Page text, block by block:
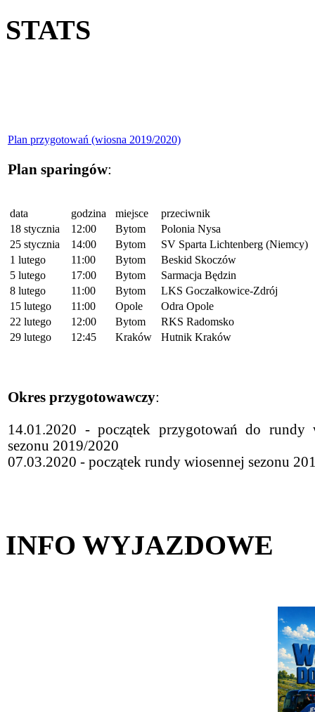
STATS
Plan przygotowań (wiosna 2019/2020)
Plan sparingów:
data godzina miejsce
przeciwnik
18 stycznia
12:00 Bytom
Polonia Nysa
25 stycznia
14:00 Bytom
SV Sparta Lichtenberg (Niemcy)
1 lutego
11:00 Bytom
Beskid Skoczów
5 lutego
17:00 Bytom
Sarmacja Będzin
8 lutego
11:00 Bytom
LKS Goczałkowice-Zdrój
15 lutego
11:00 Opole
Odra Opole
22 lutego
12:00 Bytom
RKS Radomsko
29 lutego
12:45 Kraków Hutnik Kraków
Okres przygotowawczy:
14.01.2020 - początek przygotowań do rundy
sezonu 2019/2020
07.03.2020 - początek rundy wiosennej sezonu
INFO WYJAZDOWE